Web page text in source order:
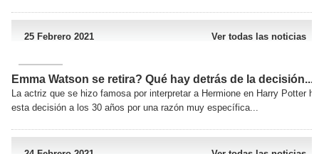
25 Febrero 2021 Ver todas las noticias
Emma Watson se retira? Qué hay detrás de la decisión...
La actriz que se hizo famosa por interpretar a Hermione en Harry Potter
esta decisión a los 30 años por una razón muy específica...